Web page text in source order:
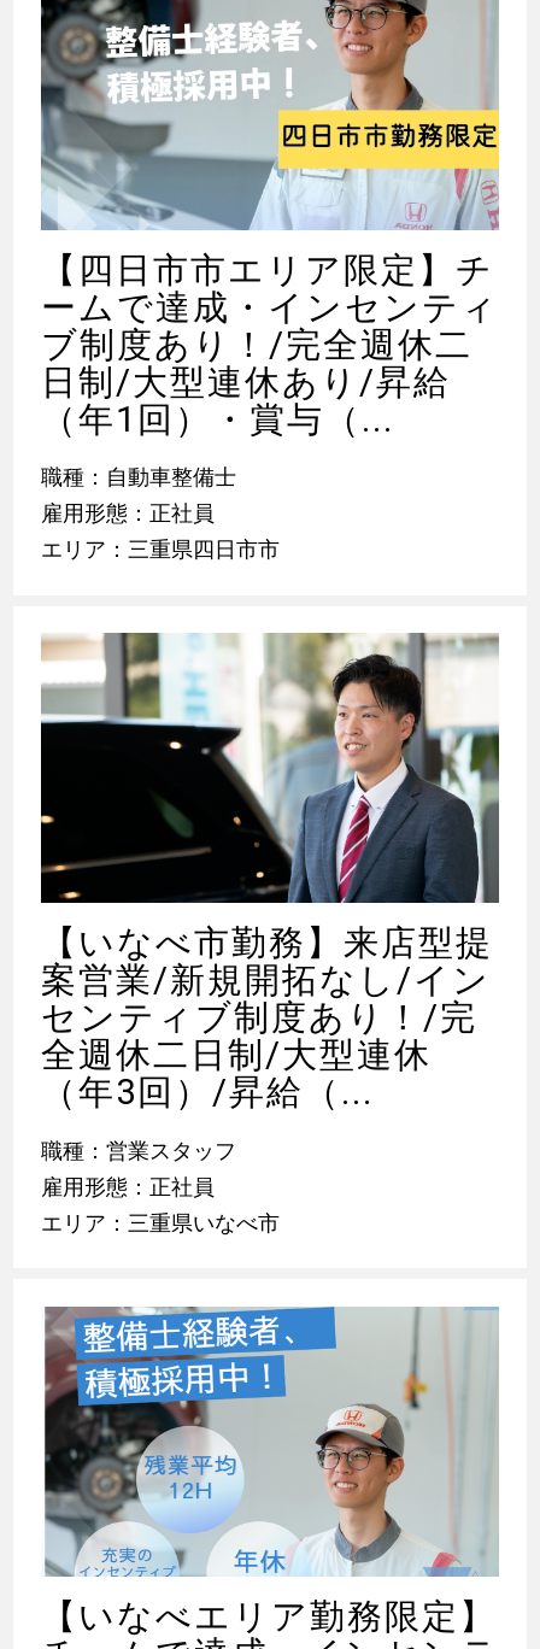
【四日市市エリア限定】チ
ームで達成・インセンティ
ブ制度あり！/完全週休二
日制/大型連休あり/昇給
（年1回）・賞与（...
職種：自動車整備士
雇用形態：正社員
エリア：三重県四日市市
【いなべ市勤務】来店型提
案営業/新規開拓なし/イン
センティブ制度あり！/完
全週休二日制/大型連休
（年3回）/昇給（...
職種：営業スタッフ
雇用形態：正社員
エリア：三重県いなべ市
【いなべエリア勤務限定】